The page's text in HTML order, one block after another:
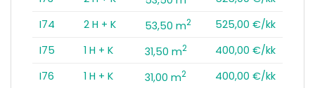
I74
2 H + K 53,50 m2
525,00 €/kk
I75
1 H + K 31,50 m2
400,00 €/kk
I76
1 H + K 31,00 m2
400,00 €/kk